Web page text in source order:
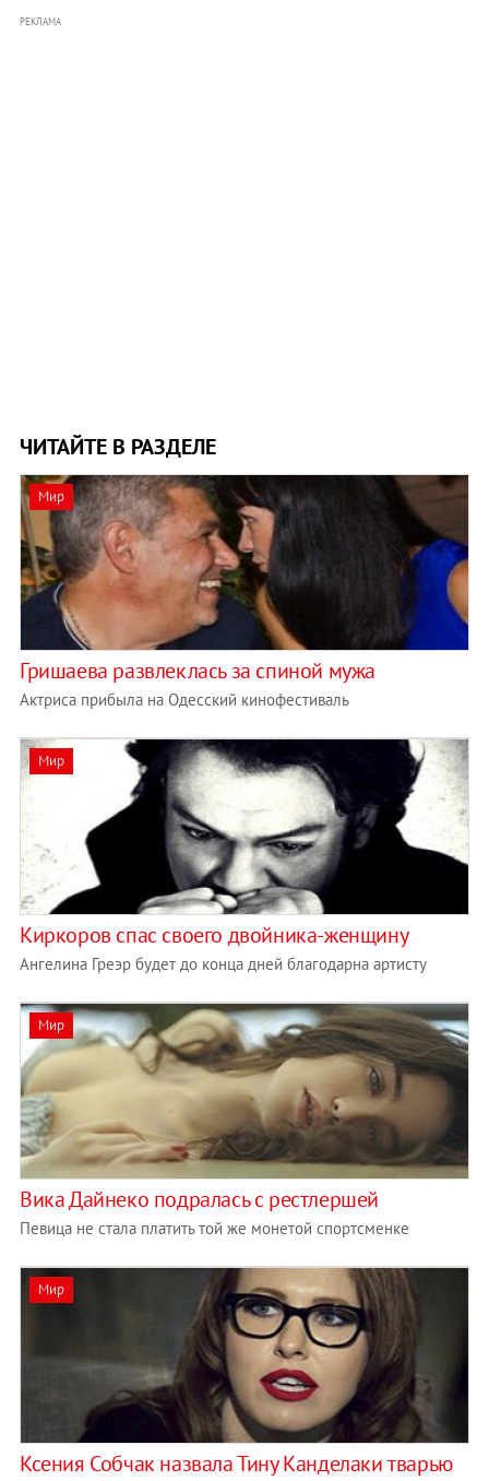
РЕКЛАМА
ЧИТАЙТЕ В РАЗДЕЛЕ
Мир
Гришаева развлеклась за спиной мужа
Актриса прибыла на Одесский кинофестиваль
Мир
Киркоров спас своего двойника-женщину
Ангелина Греэр будет до конца дней благодарна артисту
Мир
Вика Дайнеко подралась с рестлершей
Певица не стала платить той же монетой спортсменке
Мир
Ксения Собчак назвала Тину Канделаки тварью